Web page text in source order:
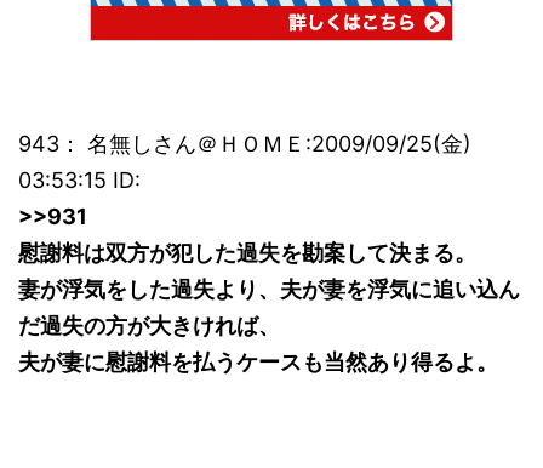
943： 名無しさん＠ＨＯＭＥ:2009/09/25(金)
03:53:15 ID:
>>931
慰謝料は双方が犯した過失を勘案して決まる。
妻が浮気をした過失より、夫が妻を浮気に追い込ん
だ過失の方が大きければ、
夫が妻に慰謝料を払うケースも当然あり得るよ。